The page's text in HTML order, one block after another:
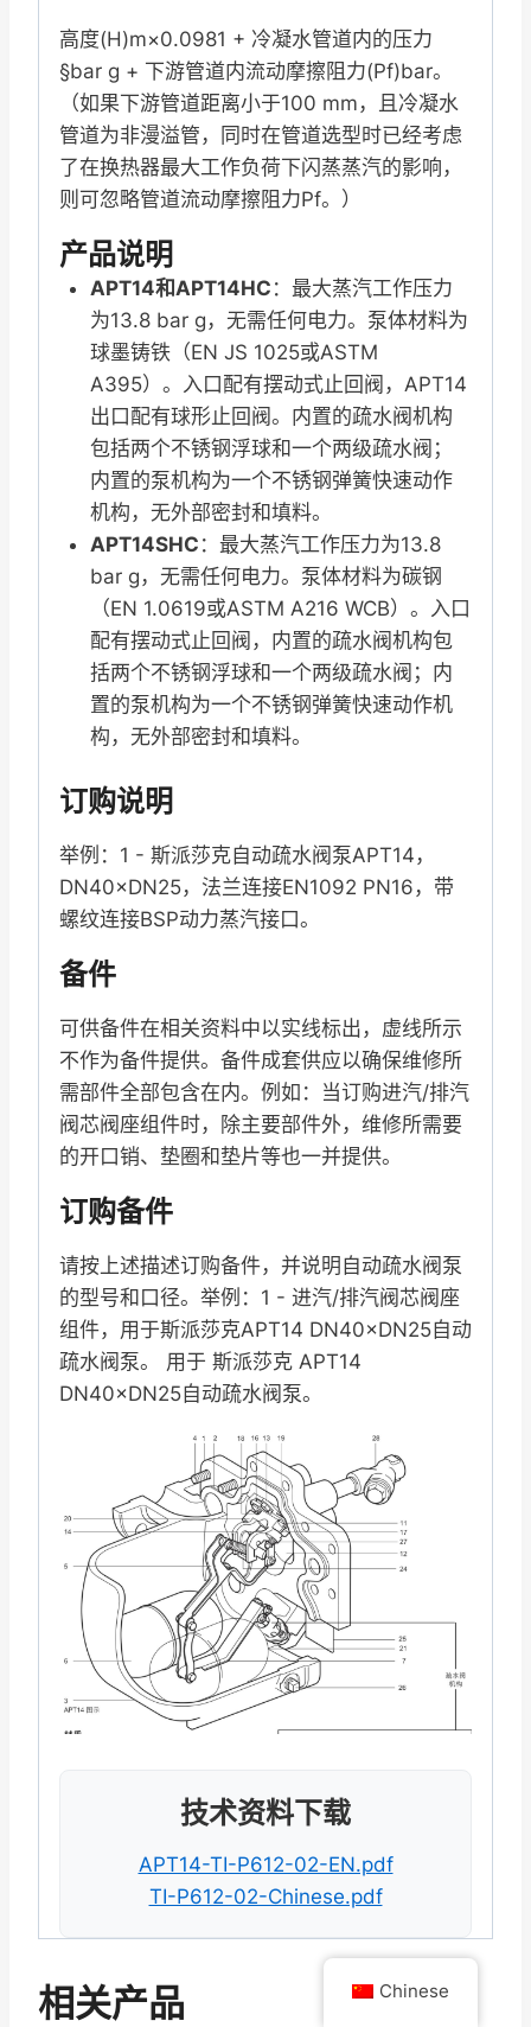
高度(H)m×0.0981 + 冷凝水管道内的压力
§bar g + 下游管道内流动摩擦阻力(Pf)bar。
（如果下游管道距离小于100 mm，且冷凝水
管道为非漫溢管，同时在管道选型时已经考虑
了在换热器最大工作负荷下闪蒸蒸汽的影响，
则可忽略管道流动摩擦阻力Pf。）
产品说明
APT14和APT14HC ：最大蒸汽工作压力
为13.8 bar g，无需任何电力。泵体材料为
球墨铸铁（EN JS 1025或ASTM
A395）。入口配有摆动式止回阀，APT14
出口配有球形止回阀。内置的疏水阀机构
包括两个不锈钢浮球和一个两级疏水阀；
内置的泵机构为一个不锈钢弹簧快速动作
机构，无外部密封和填料。
APT14SHC ：最大蒸汽工作压力为13.8
bar g，无需任何电力。泵体材料为碳钢
（EN 1.0619或ASTM A216 WCB）。入口
配有摆动式止回阀，内置的疏水阀机构包
括两个不锈钢浮球和一个两级疏水阀；内
置的泵机构为一个不锈钢弹簧快速动作机
构，无外部密封和填料。
订购说明
举例：1 - 斯派莎克自动疏水阀泵APT14，
DN40×DN25，法兰连接EN1092 PN16，带
螺纹连接BSP动力蒸汽接口。
备件
可供备件在相关资料中以实线标出，虚线所示
不作为备件提供。备件成套供应以确保维修所
需部件全部包含在内。例如：当订购进汽/排汽
阀芯阀座组件时，除主要部件外，维修所需要
的开口销、垫圈和垫片等也一并提供。
订购备件
请按上述描述订购备件，并说明自动疏水阀泵
的型号和口径。举例：1 - 进汽/排汽阀芯阀座
组件，用于斯派莎克APT14 DN40×DN25自动
疏水阀泵。 用于 斯派莎克 APT14
DN40×DN25自动疏水阀泵。
技术资料下载
APT14-TI-P612-02-EN.pdf
TI-P612-02-Chinese.pdf
相关产品 Chinese